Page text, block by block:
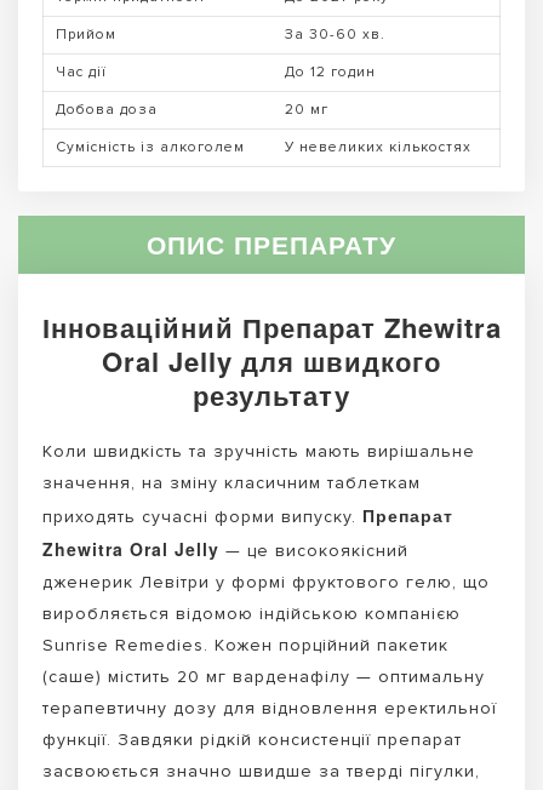
Прийом За 30-60 хв.
Час дії До 12 годин
Добова доза 20 мг
Сумісність із алкоголем У невеликих кількостях
ОПИС ПРЕПАРАТУ
Інноваційний Препарат Zhewitra
Oral Jelly для швидкого
результату
Коли швидкість та зручність мають вирішальне
значення, на зміну класичним таблеткам
приходять сучасні форми випуску. Препарат
Zhewitra Oral Jelly — це високоякісний
дженерик Левітри у формі фруктового гелю, що
виробляється відомою індійською компанією
Sunrise Remedies. Кожен порційний пакетик
(саше) містить 20 мг варденафілу — оптимальну
терапевтичну дозу для відновлення еректильної
функції. Завдяки рідкій консистенції препарат
засвоюється значно швидше за тверді пігулки,